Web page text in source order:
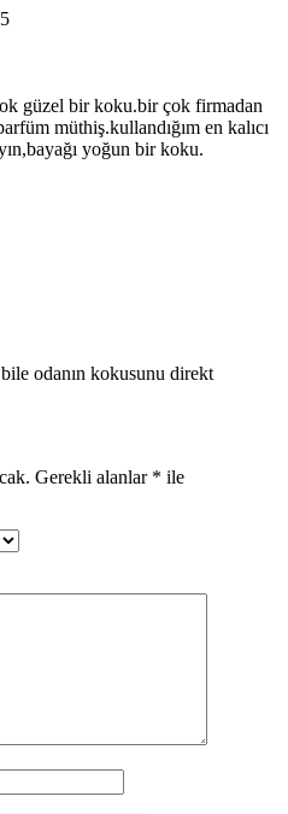
güzel bir koku.bir çok firmadan
müthiş.kullandığım en kalıcı
yoğun bir koku.
bile odanın kokusunu direkt
Gerekli alanlar * ile